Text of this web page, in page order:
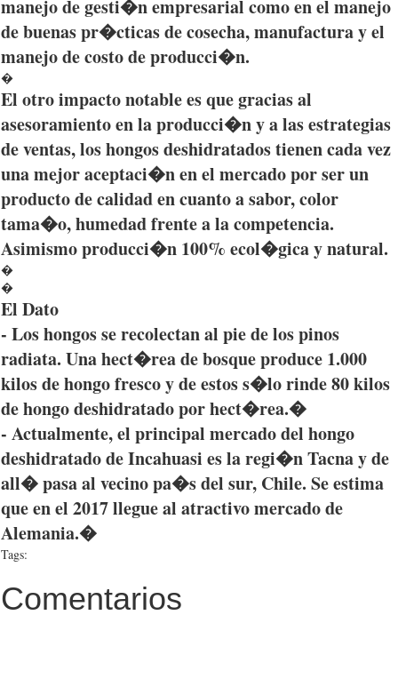
manejodegesti�nempresarial comoen el manejo
debuenaspr�cticasdecosecha,manufacturay el
manejodecostodeproducci�n.
�
El otroimpactonotableesquegraciasal
asesoramientoen laproducci�ny alasestrategias
deventas, loshongosdeshidratadostienencadavez
unamejoraceptaci�nen el mercadoporserun
productodecalidadencuantoasabor, color
tama�o,humedadfrentea lacompetencia.
Asimismoproducci�n 100% ecol�gicay natural.
�
�
El Dato
- Loshongosserecolectanal pie de lospinos
radiata. Unahect�readebosqueproduce 1.000
kilos dehongofresco y deestoss�lorinde80 kilos
dehongodeshidratadoporhect�rea.�
- Actualmente, el principal mercadodel hongo
deshidratadodeIncahuasi eslaregi�nTacnay de
all�pasaal vecinopa�sdel sur, Chile. Seestima
queen el 2017llegueal atractivomercadode
Alemania.�
Tags:
Comentarios